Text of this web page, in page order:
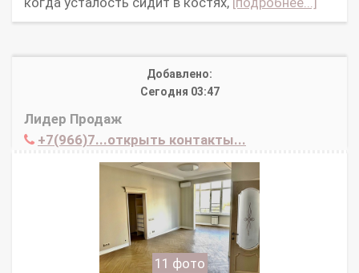
Добавлено:
Сегодня 03:47
Лидер Продаж
+7(966)7...открыть контакты...
11 фото